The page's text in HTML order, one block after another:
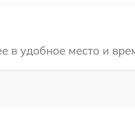
в удобное место и